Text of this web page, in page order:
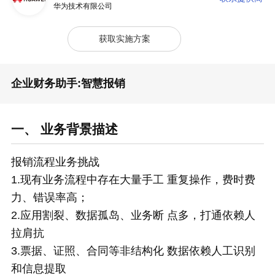
华为技术有限公司
获取实施方案
企业财务助手:智慧报销
一、 业务背景描述
报销流程业务挑战
1.现有业务流程中存在大量手工 重复操作，费时费
力、错误率高；
2.应用割裂、数据孤岛、业务断 点多，打通依赖人
拉肩抗
3.票据、证照、合同等非结构化 数据依赖人工识别
和信息提取